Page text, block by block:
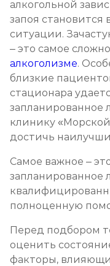
Химический блок от
от 4 000 ₽
Вшивание Торпедо
от 5 000 ₽
Раскодирование от
Мотивация на
от 3 000 ₽
Лечение
от 3 000 ₽
алкогольной
запоя
ситуации.
– это самое
алкоголизме.
близкие
стационара
запланированное
клинику
достичь
Самое важное –
запланированное
полноценную
Перед подбором
оценить
факторы,